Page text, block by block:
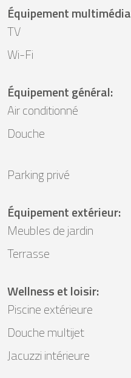
Équipement multimédia
TV
Wi-Fi
Équipement général:
Air conditionné
Douche
Parking privé
Équipement extérieur:
Meubles de jardin
Terrasse
Wellness et loisir:
Piscine extérieure
Douche multijet
Jacuzzi intérieure